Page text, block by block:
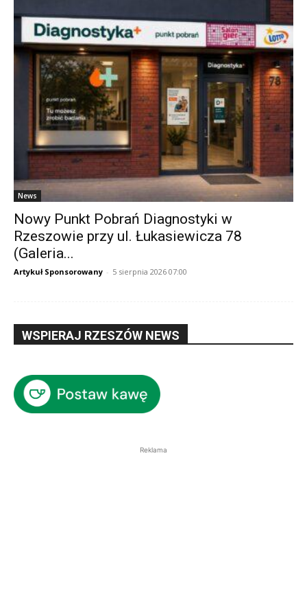
News
Nowy Punkt Pobrań Diagnostyki w
Rzeszowie przy ul. Łukasiewicza 78
(Galeria...
Artykuł Sponsorowany - 5 sierpnia 2026 07:00
WSPIERAJ RZESZÓW NEWS
Reklama